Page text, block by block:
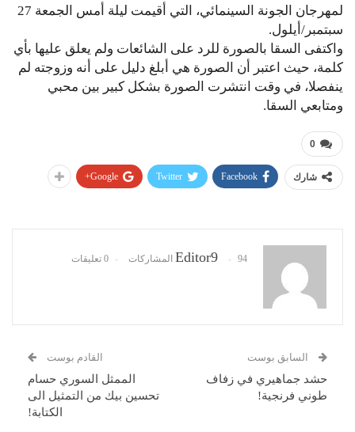
لمهرجان الجونة السينمائي، التي أقيمت ليلة أمس الجمعة 27
سبتمبر/أيلول.
واكتفى السقا بالصورة للرد على الشائعات ولم يعلق عليها بأي
كلمة، حيث اعتبر أن الصورة هي أبلغ دليل على أنه وزوجته لم
ينفصلا، في وقت انتشرت الصورة بشكل كبير بين محبي
ومتابعي السقا.
0
شارك Facebook
Twitter
Google+
Editor9 94 المشاركات 0 تعليقات
السابق بوست
حشد جماهيري في زفاف
طوني فرنجية!
القادم بوست
الممثل السوري حسام
تحسين بيك من التمثيل الى
الكتابة!